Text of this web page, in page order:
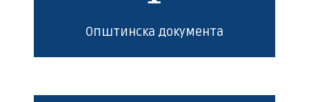
Општинска документа